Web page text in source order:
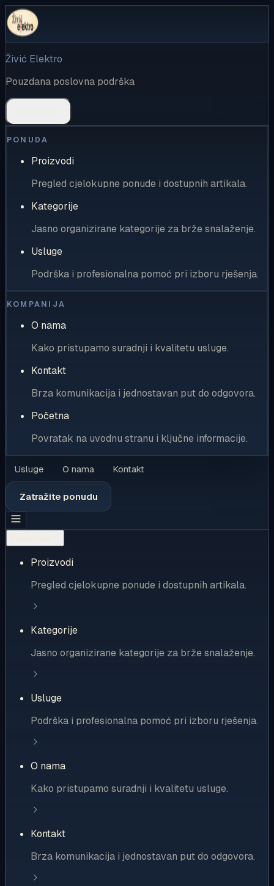
Živić Elektro
Pouzdana poslovna podrška
PONUDA
Proizvodi
Pregled cjelokupne ponude i dostupnih artikala.
Kategorije
Jasno organizirane kategorije za brže snalaženje.
Usluge
Podrška i profesionalna pomoć pri izboru rješenja.
KOMPANIJA
O nama
Kako pristupamo suradnji i kvalitetu usluge.
Kontakt
Brza komunikacija i jednostavan put do odgovora.
Početna
Povratak na uvodnu stranu i ključne informacije.
Usluge O nama Kontakt
Zatražite ponudu
Proizvodi
Pregled cjelokupne ponude i dostupnih artikala.
Kategorije
Jasno organizirane kategorije za brže snalaženje.
Usluge
Podrška i profesionalna pomoć pri izboru rješenja.
O nama
Kako pristupamo suradnji i kvalitetu usluge.
Kontakt
Brza komunikacija i jednostavan put do odgovora.